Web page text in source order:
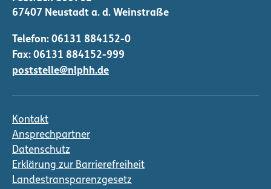
r
e
i
t
r
g
e
Telefon: 06131 884152-0
Fax: 06131 884152-999
poststelle@nlphh.de
Kontakt
Ansprechpartner
Datenschutz
Erklärung zur Barrierefreiheit
Landestransparenzgesetz